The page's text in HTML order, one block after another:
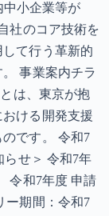
中小企業等が
社のコア技術を
て行う革新的
事業案内チラ
は、東京が抱
ける開発支援
です。 令和7
らせ＞ 令和7年
令和7年度 申請
ー期間：令和7